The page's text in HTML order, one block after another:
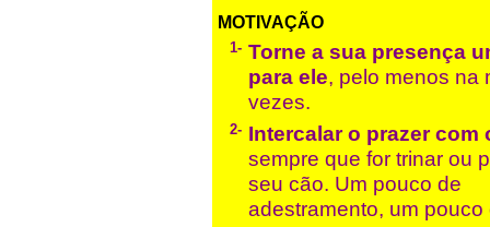
MOTIVAÇÃO
1- Torne a sua presença
para ele, pelo menos na
vezes.
2- Intercalar o prazer com
sempre que for trinar ou
seu cão. Um pouco de
adestramento, um